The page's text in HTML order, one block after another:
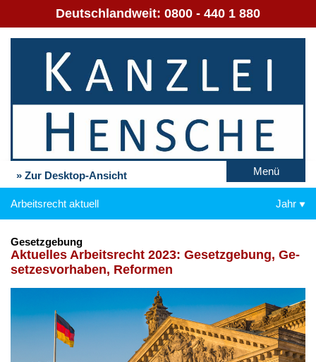
Deutschlandweit: 0800 - 440 1 880
» Zur Desktop-Ansicht Menü
Arbeitsrecht aktuell Jahr
Gesetzgebung
Ak­tu­el­les Ar­beits­recht 2023: Ge­setz­ge­bung, Ge­
set­zes­vor­ha­ben, Re­for­men